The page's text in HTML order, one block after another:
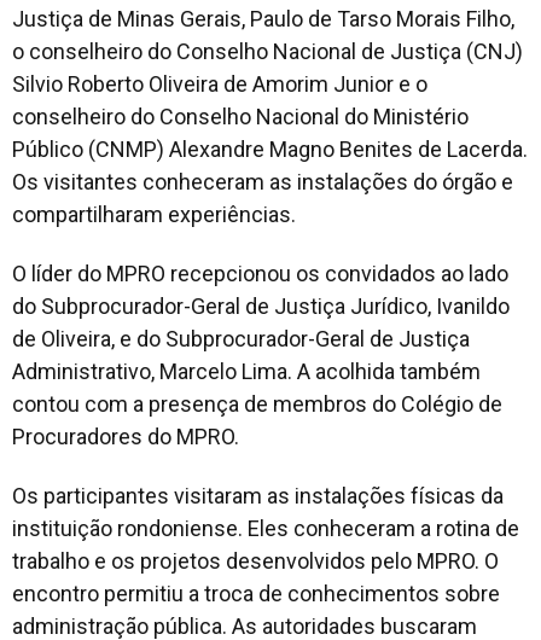
Justiça de Minas Gerais, Paulo de Tarso Morais Filho,
o conselheiro do Conselho Nacional de Justiça (CNJ)
Silvio Roberto Oliveira de Amorim Junior e o
conselheiro do Conselho Nacional do Ministério
Público (CNMP) Alexandre Magno Benites de Lacerda.
Os visitantes conheceram as instalações do órgão e
compartilharam experiências.
O líder do MPRO recepcionou os convidados ao lado
do Subprocurador-Geral de Justiça Jurídico, Ivanildo
de Oliveira, e do Subprocurador-Geral de Justiça
Administrativo, Marcelo Lima. A acolhida também
contou com a presença de membros do Colégio de
Procuradores do MPRO.
Os participantes visitaram as instalações físicas da
instituição rondoniense. Eles conheceram a rotina de
trabalho e os projetos desenvolvidos pelo MPRO. O
encontro permitiu a troca de conhecimentos sobre
administração pública. As autoridades buscaram